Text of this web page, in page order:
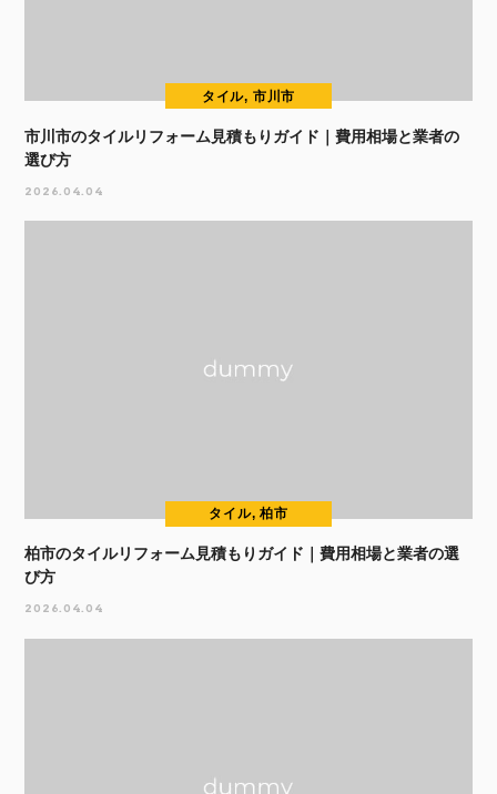
タイル, 市川市
市川市のタイルリフォーム見積もりガイド｜費用相場と業者の
選び方
2026.04.04
タイル, 柏市
柏市のタイルリフォーム見積もりガイド｜費用相場と業者の選
び方
2026.04.04